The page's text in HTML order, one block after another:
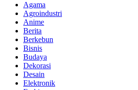
Agama
Agroindustri
Anime
Berita
Berkebun
Bisnis
Budaya
Dekorasi
Desain
Elektronik